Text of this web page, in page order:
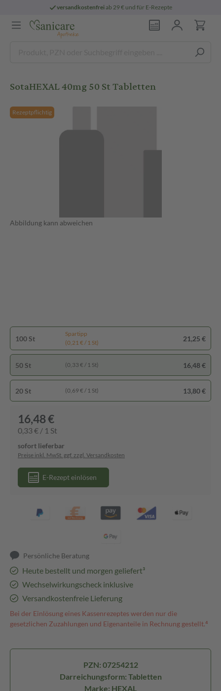
versandkostenfreiab 29 € und für E-Rezepte
SotaHEXAL 40mg 50 St Tabletten
Rezeptpflichtig
Abbildung kann abweichen
100 St
Spartipp
(0,21 € / 1 St)
21,25 €
50 St (0,33 € / 1 St) 16,48 €
20 St (0,69 € / 1 St) 13,80 €
16,48 €
0,33 € / 1 St
sofort lieferbar
Preise inkl. MwSt. ggf. zzgl. Versandkosten
E-Rezept einlösen
Persönliche Beratung
Heute bestellt und morgen geliefert³
Wechselwirkungscheck inklusive
Versandkostenfreie Lieferung
Bei der Einlösung eines Kassenrezeptes werden nur die
gesetzlichen Zuzahlungen und Eigenanteile in Rechnung gestellt.⁴
PZN: 07254212
Darreichungsform: Tabletten
Marke: HEXAL